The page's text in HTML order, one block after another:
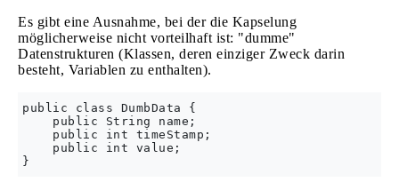
Es gibt eine Ausnahme, bei der die Kapselung
möglicherweise nicht vorteilhaft ist: "dumme"
Datenstrukturen (Klassen, deren einziger Zweck darin
besteht, Variablen zu enthalten).
public class DumbData {
    public String name;
    public int timeStamp;
    public int value;